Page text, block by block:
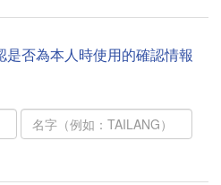
否為本人時使用的確認情報